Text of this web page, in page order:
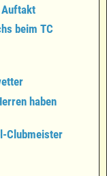
Auftakt
beim TC
haben
Clubmeister